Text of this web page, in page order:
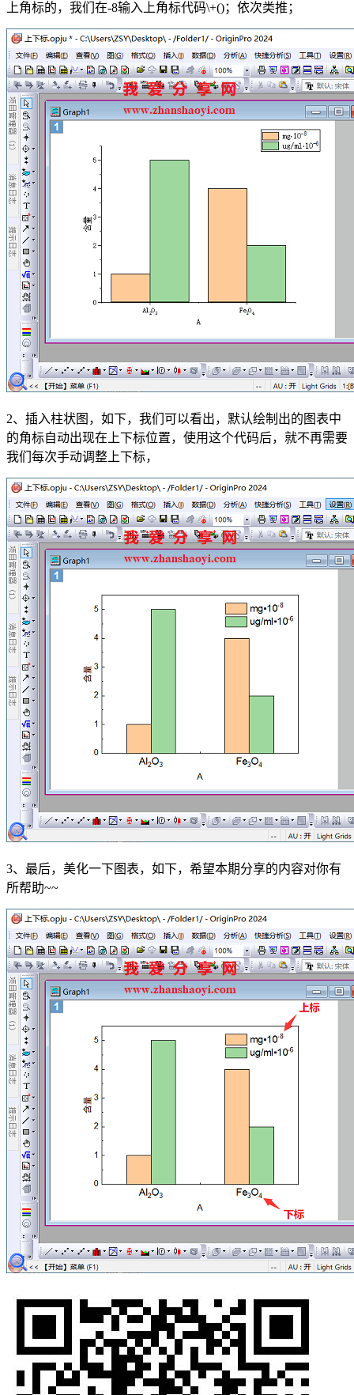
上角标的，我们在-8输入上角标代码\+()；依次类推；
2、插入柱状图，如下，我们可以看出，默认绘制出的图表中
的角标自动出现在上下标位置，使用这个代码后，就不再需要
我们每次手动调整上下标，
3、最后，美化一下图表，如下，希望本期分享的内容对你有
所帮助~~